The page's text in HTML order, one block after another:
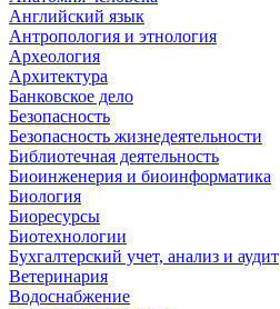
Английский язык
Антропология и этнология
Археология
Архитектура
Банковское дело
Безопасность
Безопасность жизнедеятельности
Библиотечная деятельность
Биоинженерия и биоинформатика
Биология
Биоресурсы
Биотехнологии
Бухгалтерский учет, анализ и аудит
Ветеринария
Водоснабжение